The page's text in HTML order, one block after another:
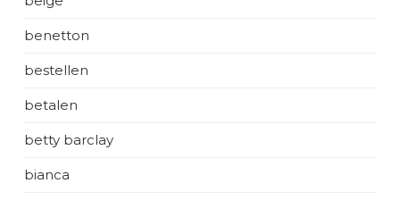
benetton
bestellen
betalen
betty barclay
bianca